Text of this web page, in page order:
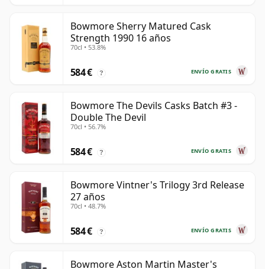
Bowmore Sherry Matured Cask
Strength 1990 16 años
70cl • 53.8%
ENVÍO GRATIS
584 € ?
Bowmore The Devils Casks Batch #3 -
Double The Devil
70cl • 56.7%
ENVÍO GRATIS
584 € ?
Bowmore Vintner's Trilogy 3rd Release
27 años
70cl • 48.7%
ENVÍO GRATIS
584 € ?
Bowmore Aston Martin Master's